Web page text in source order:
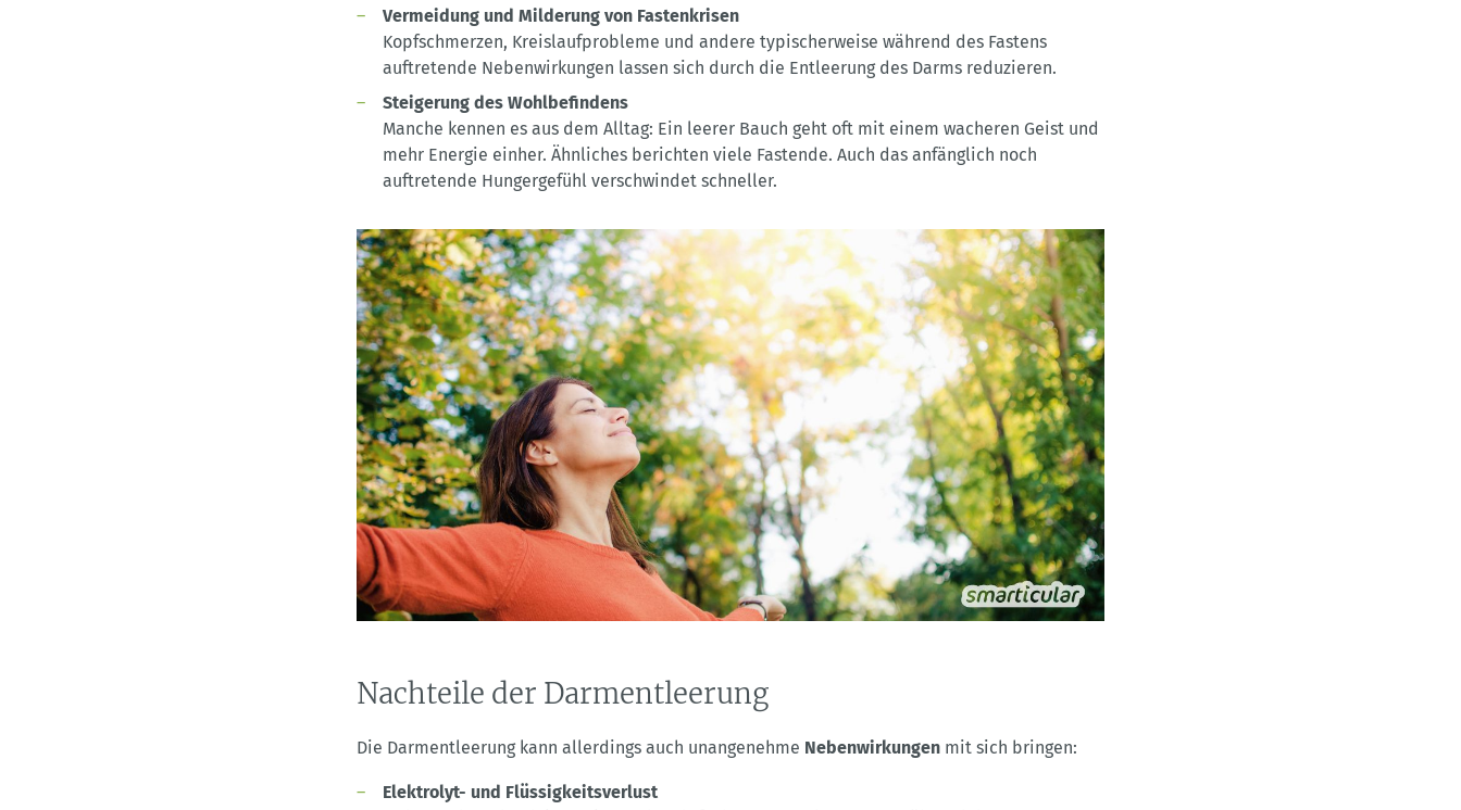
Vermeidung und Milderung von Fastenkrisen
Kopfschmerzen, Kreislaufprobleme und andere typischerweise während des Fastens
auftretende Nebenwirkungen lassen sich durch die Entleerung des Darms reduzieren.
Steigerung des Wohlbefindens
Manche kennen es aus dem Alltag: Ein leerer Bauch geht oft mit einem wacheren Geist und
mehr Energie einher. Ähnliches berichten viele Fastende. Auch das anfänglich noch
auftretende Hungergefühl verschwindet schneller.
Nachteile der Darmentleerung
Die Darmentleerung kann allerdings auch unangenehme Nebenwirkungen mit sich bringen:
Elektrolyt- und Flüssigkeitsverlust